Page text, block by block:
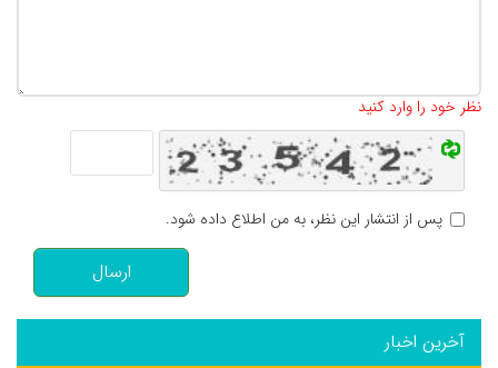
نظر خود را وارد کنید
پس از انتشار این نظر، به من اطلاع داده شود.
ارسال
آخرین اخبار